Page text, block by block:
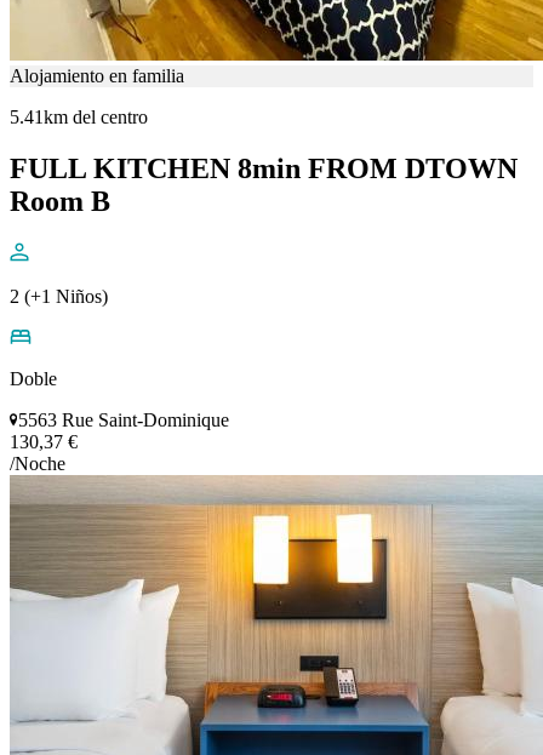
Alojamiento en familia
5.41km del centro
FULL KITCHEN 8min FROM DTOWN
Room B
2 (+1 Niños)
Doble
5563 Rue Saint-Dominique
130,37 €
/Noche